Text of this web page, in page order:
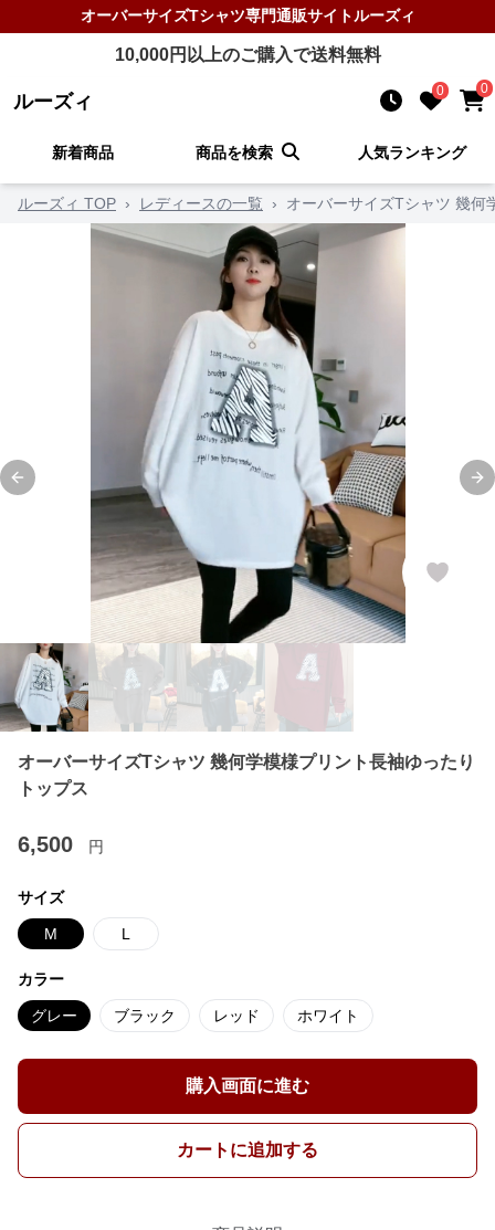
オーバーサイズTシャツ専門通販サイトルーズィ
10,000円以上のご購入で送料無料
ルーズィ 0 0
新着商品 商品を検索 人気ランキング
ルーズィ TOP › レディースの一覧 › オーバーサイズTシャツ 幾何
Previous slide
オーバーサイズTシャツ 幾何学模様プリント長袖ゆったり
トップス
6,500 円
サイズ
M L
カラー
グレー ブラック レッド ホワイト
購入画面に進む
カートに追加する